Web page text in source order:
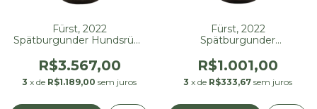
Fürst, 2022
Spätburgunder Hundsrück
R$3.567,00
3 x de R$1.189,00 sem juros
Fürst, 2022
Spätburgunder
R$1.001,00
3 x de R$333,67 sem juros